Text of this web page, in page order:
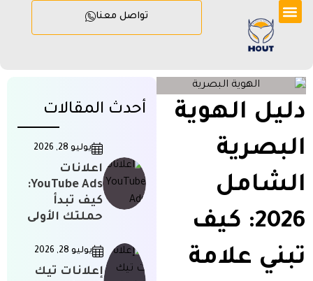
تواصل معنا
دليل الهوية
البصرية
الشامل
2026: كيف
تبني علامة
أحدث المقالات
يوليو 28, 2026
اعلانات
YouTube Ads:
كيف تبدأ
حملتك الأولى
يوليو 28, 2026
إعلانات تيك